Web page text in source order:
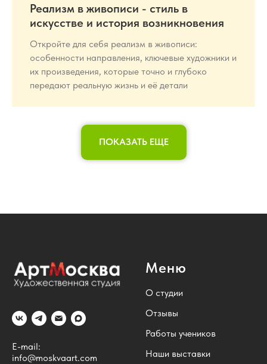
Реализм в живописи - стиль в
искусстве и история возникновения
Откройте для себя реализм в живописи:
особенности направления, ключевые художники и
их произведения, которые точно и глубоко
передают реальную жизнь и её детали
ПОКАЗАТЬ ЕЩЕ
E-mail:
info@moskvaart.com
Меню
О студии
Отзывы
Работы учеников
Наши выставки